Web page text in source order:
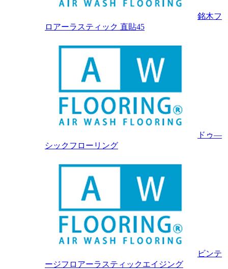
銘木フ
ロアーラスティック 直貼45
ドゥ―
シックフローリング
ビンテ
ージフロアーラスティックエイジング